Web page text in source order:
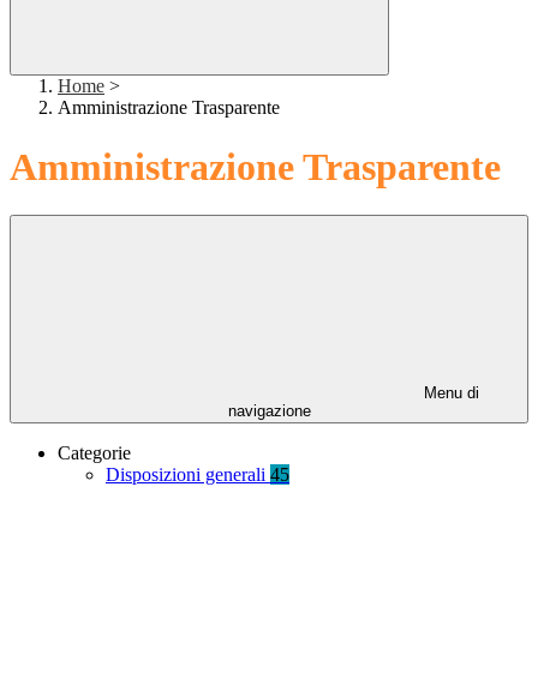
Home >
Amministrazione Trasparente
Amministrazione Trasparente
Menu di
navigazione
Categorie
Disposizioni generali 45